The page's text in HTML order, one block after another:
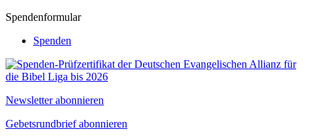
Spendenformular
Spenden
Newsletter abonnieren
Gebetsrundbrief abonnieren